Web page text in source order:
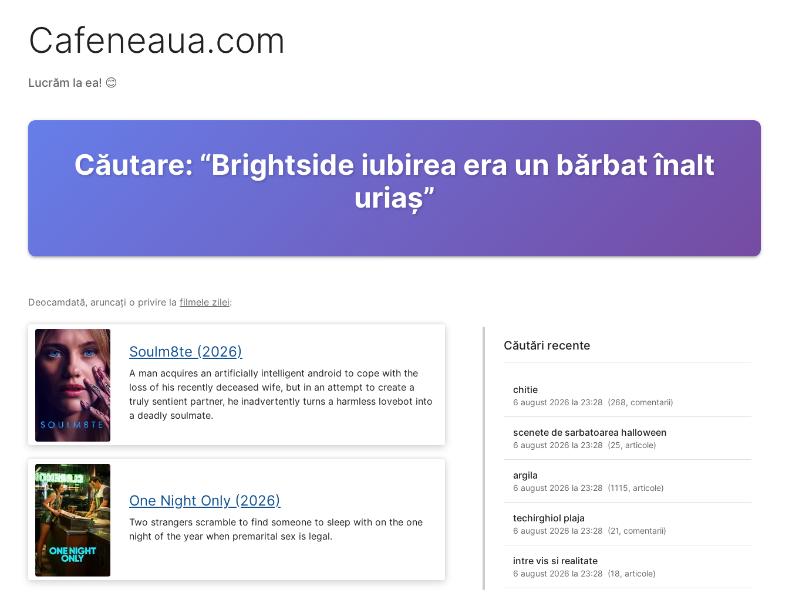
Cafeneaua.com
Lucrăm la ea! 😊
Căutare: “Brightside iubirea era un bărbat înalt
uriaş”
Deocamdată, aruncați o privire la filmele zilei:
Soulm8te (2026)
A man acquires an artificially intelligent android to cope with the
loss of his recently deceased wife, but in an attempt to create a
truly sentient partner, he inadvertently turns a harmless lovebot into
a deadly soulmate.
One Night Only (2026)
Two strangers scramble to find someone to sleep with on the one
night of the year when premarital sex is legal.
Căutări recente
chitie
6 august 2026 la 23:28 (268,comentarii)
scenete de sarbatoarea halloween
6 august 2026 la 23:28 (25,articole)
argila
6 august 2026 la 23:28 (1115,articole)
techirghiol plaja
6 august 2026 la 23:28 (21,comentarii)
intre vis si realitate
6 august 2026 la 23:28 (18,articole)